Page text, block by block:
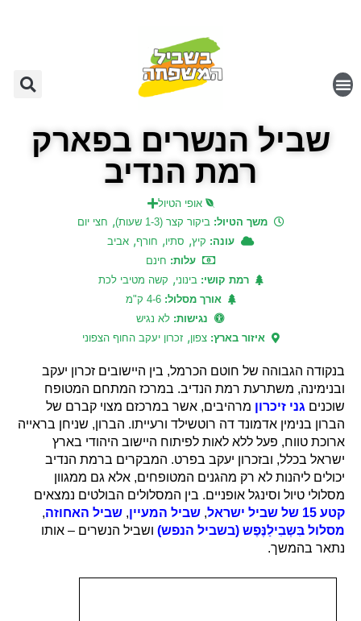
שביל הנשרים בפארק
רמת הנדיב
אופי הטיול
משך הטיול:ביקור קצר (1-3 שעות) , חצי יום
עונה: קיץ, סתיו, חורף, אביב
עלות: חינם
רמת קושי:בינוני, קשה מטיבי לכת
אורך מסלול:4-6 ק"מ
נגישות: לא נגיש
איזור בארץ:צפון, זכרון יעקב החוף הצפוני
בנקודה הגבוהה של חוטם הכרמל, בין היישובים זכרון יעקב
ובנימינה, משתרעת רמת הנדיב. במרכז המתחם המטופח
שוכנים גני זיכרון מרהיבים, אשר במרכזם מצוי קברם של
הברון בנימין אדמונד דה רוטשילד ורעייתו. הברון, שניחן בראייה
ארוכת טווח, פעל ללא לאות לפיתוח היישוב היהודי בארץ
ישראל בכלל, ובזכרון יעקב בפרט. המבקרים ברמת הנדיב
יכולים ליהנות לא רק מהגנים המטופחים, אלא גם ממגוון
מסלולי טיול וסינגל אופניים. בין המסלולים הבולטים נמצאים
קטע 15 של שביל ישראל
, שביל המעיין, שביל האחוזה,
מסלול בִּשְבִילַנֶּפֶש (בשביל הנפש) ושביל הנשרים – אותו
נתאר בהמשך.